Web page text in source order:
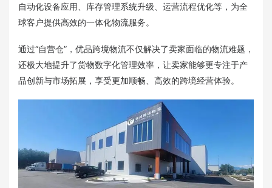
自动化设备应用、库存管理系统升级、运营流程优化等，为全
球客户提供高效的一体化物流服务。
通过“自营仓”，优品跨境物流不仅解决了卖家面临的物流难题，
还极大地提升了货物数字化管理效率，让卖家能够更专注于产
品创新与市场拓展，享受更加顺畅、高效的跨境经营体验。